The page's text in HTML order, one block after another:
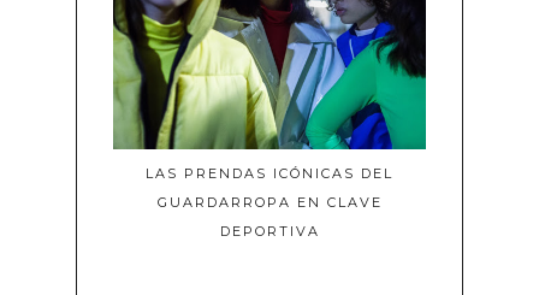
LAS PRENDAS ICÓNICAS DEL
GUARDARROPA EN CLAVE
DEPORTIVA